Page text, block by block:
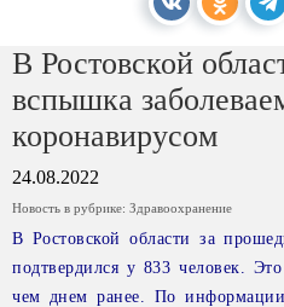
В Ростовской
вспышка
коронавирусом
24.08.2022
Новость в рубрике: Здравоохранение
В Ростовской области за
подтвердился у 833 человек.
чем днем ранее. По информации